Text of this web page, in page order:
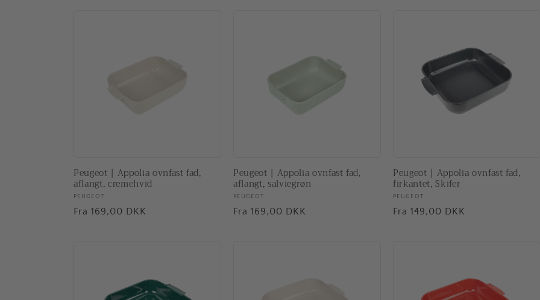
Peugeot | Appolia ovnfast fad,
aflangt, cremehvid
Forhandler:
PEUGEOT
Normalpris
Fra 169,00 DKK
Peugeot | Appolia ovnfast fad,
aflangt, salviegrøn
Forhandler:
PEUGEOT
Normalpris
Fra 169,00 DKK
Peugeot | Appolia ovnfast fad,
firkantet, Skifer
Forhandler:
PEUGEOT
Normalpris
Fra 149,00 DKK